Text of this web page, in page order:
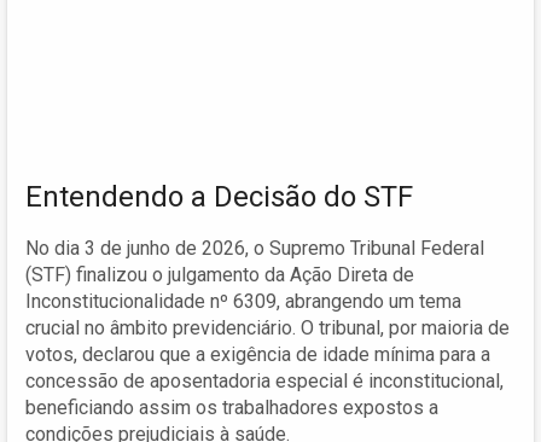
Entendendo a Decisão do STF
No dia 3 de junho de 2026, o Supremo Tribunal Federal
(STF) finalizou o julgamento da Ação Direta de
Inconstitucionalidade nº 6309, abrangendo um tema
crucial no âmbito previdenciário. O tribunal, por maioria de
votos, declarou que a exigência de idade mínima para a
concessão de aposentadoria especial é inconstitucional,
beneficiando assim os trabalhadores expostos a
condições prejudiciais à saúde.